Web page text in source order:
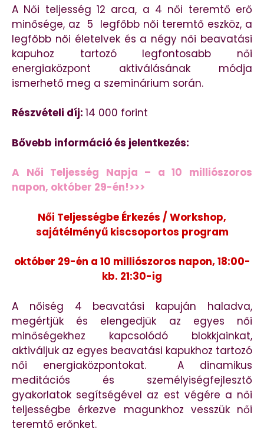
A Női teljesség 12 arca, a 4 női teremtő erő
minősége, az 5 legfőbb női teremtő eszköz, a
legfőbb női életelvek és a négy női beavatási
kapuhoz tartozó legfontosabb női
energiaközpont aktiválásának módja
ismerhető meg a szeminárium során.
Részvételi díj: 14 000 forint
Bővebb információ és jelentkezés:
A Női Teljesség Napja – a 10 milliószoros
napon, október 29-én!>>>
Női Teljességbe Érkezés / Workshop,
sajátélményű kiscsoportos program
október 29-én a 10 milliószoros napon, 18:00-
kb. 21:30-ig
A nőiség 4 beavatási kapuján haladva,
megértjük és elengedjük az egyes női
minőségekhez kapcsolódó blokkjainkat,
aktiváljuk az egyes beavatási kapukhoz tartozó
női energiaközpontokat. A dinamikus
meditációs és személyiségfejlesztő
gyakorlatok segítségével az est végére a női
teljességbe érkezve magunkhoz vesszük női
teremtő erőnket.